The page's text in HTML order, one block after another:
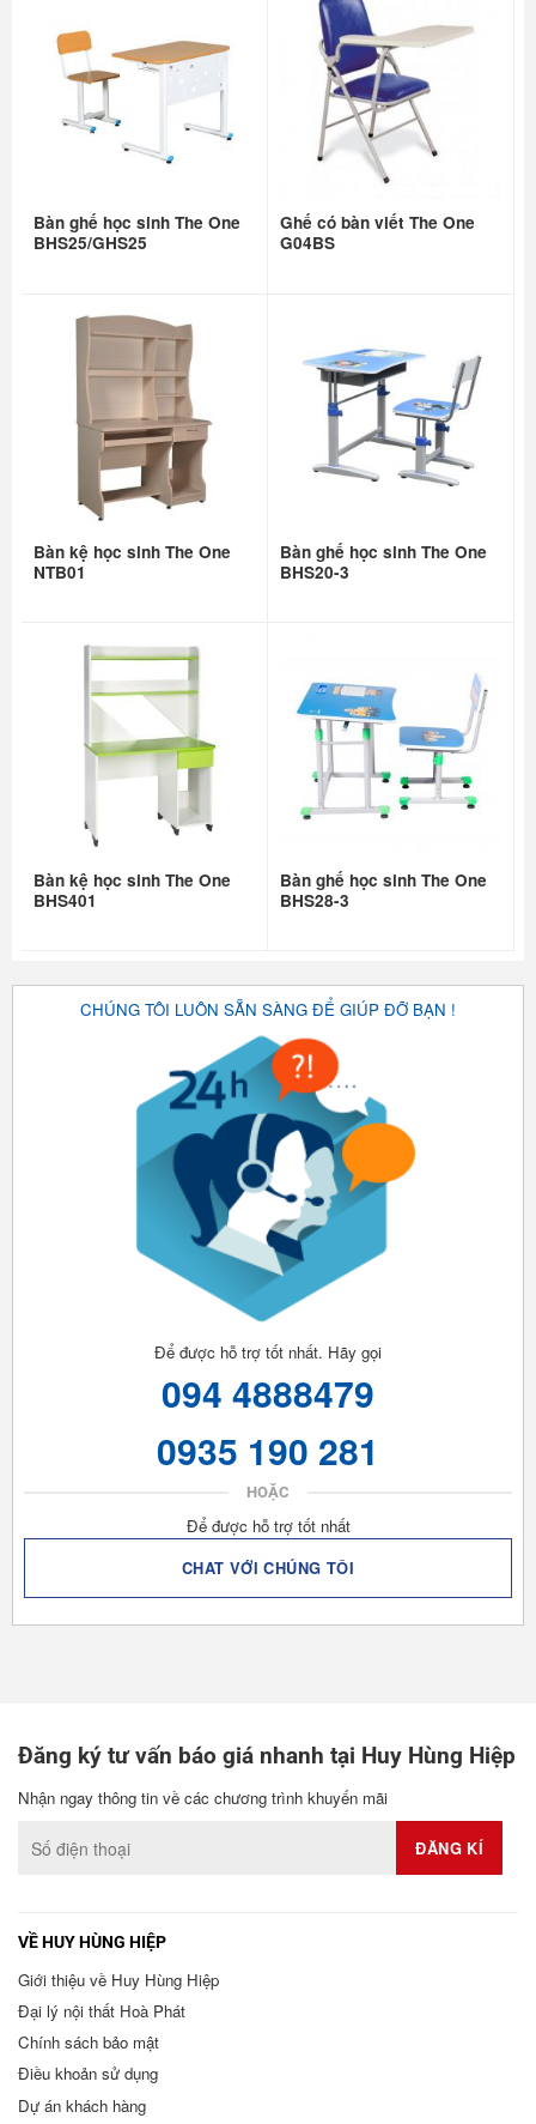
Bàn ghế học sinh The One
BHS25/GHS25
Ghế có bàn viết The One
G04BS
Bàn kệ học sinh The One
NTB01
Bàn ghế học sinh The One
BHS20-3
Bàn kệ học sinh The One
BHS401
Bàn ghế học sinh The One
BHS28-3
CHÚNG TÔI LUÔN SẴN SÀNG ĐỂ GIÚP ĐỠ BẠN !
Để được hỗ trợ tốt nhất. Hãy gọi
094 4888479
0935 190 281
HOẶC
Để được hỗ trợ tốt nhất
CHAT VỚI CHÚNG TÔI
Đăng ký tư vấn báo giá nhanh tại Huy Hùng Hiệp
Nhận ngay thông tin về các chương trình khuyến mãi
VỀ HUY HÙNG HIỆP
Giới thiệu về Huy Hùng Hiệp
Đại lý nội thất Hoà Phát
Chính sách bảo mật
Điều khoản sử dụng
Dự án khách hàng